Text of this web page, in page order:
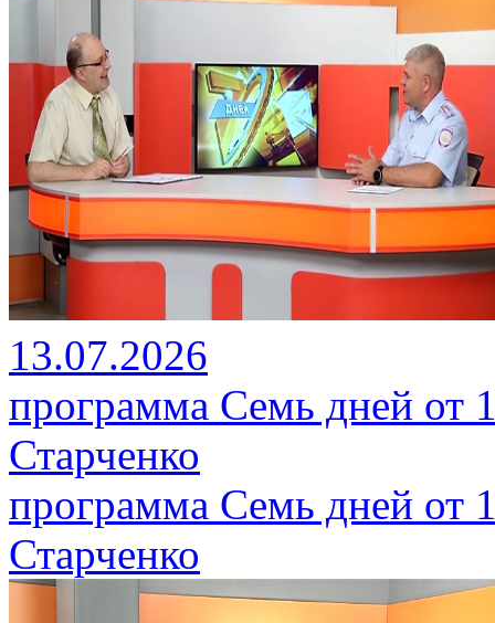
13.07.2026
программа Семь дней от
Старченко
программа Семь дней от
Старченко